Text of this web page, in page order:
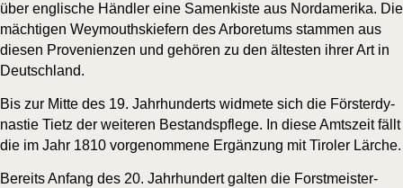
über eng­li­sche Händ­ler eine Samen­kis­te aus Nord­ame­ri­ka. Die
mäch­ti­gen Wey­mouths­kie­fern des Arbo­ret­ums stam­men aus
die­sen Pro­ve­ni­en­zen und gehö­ren zu den ältes­ten ihrer Art in
Deutschland.
Bis zur Mit­te des 19. Jahr­hun­derts wid­me­te sich die Förs­ter­dy­
nas­tie Tietz der wei­te­ren Bestands­pfle­ge. In die­se Amts­zeit fällt
die im Jahr 1810 vor­ge­nom­me­ne Ergän­zung mit Tiro­ler Lärche.
Bereits Anfang des 20. Jahr­hun­dert gal­ten die Forst­meis­ter-